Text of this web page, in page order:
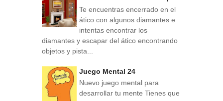
Te encuentras encerrado en el
ático con algunos diamantes e
intentas encontrar los
diamantes y escapar del ático encontrando
objetos y pista...
Juego Mental 24
Nuevo juego mental para
desarrollar tu mente Tienes que